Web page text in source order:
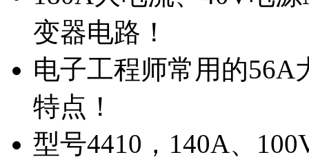
变器电路！
电子工程师常用的56A
特点！
型号4410，140A、